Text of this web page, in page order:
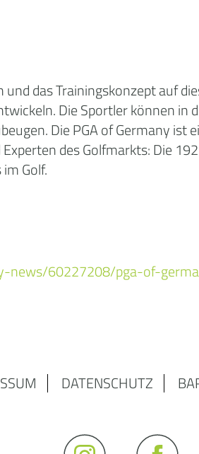
das Trainingskonzept auf
Die Sportler können in
Die PGA of Germany
des Golfmarkts: Die
Golf.
60227208/pga-of-
DATENSCHUTZ